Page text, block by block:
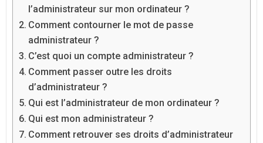
l’administrateur sur mon ordinateur ?
Comment contourner le mot de passe
administrateur ?
C’est quoi un compte administrateur ?
Comment passer outre les droits
d’administrateur ?
Qui est l’administrateur de mon ordinateur ?
Qui est mon administrateur ?
Comment retrouver ses droits d’administrateur